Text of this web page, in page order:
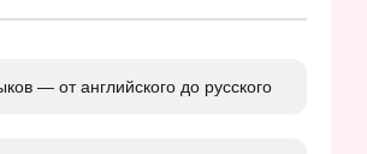
— от английского до русского